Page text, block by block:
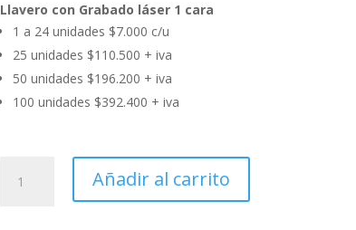
Llavero con Grabado láser 1 cara
1 a 24 unidades $7.000 c/u
25 unidades $110.500 + iva
50 unidades $196.200 + iva
100 unidades $392.400 + iva
Metálico
Añadir al carrito